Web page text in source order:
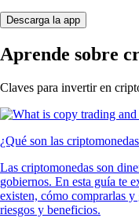
Descarga la app
Aprende sobre
Claves para invertir en
¿Qué son las
Las criptomonedas son
gobiernos. En esta guía te
existen, cómo comprarlas y
riesgos y beneficios.